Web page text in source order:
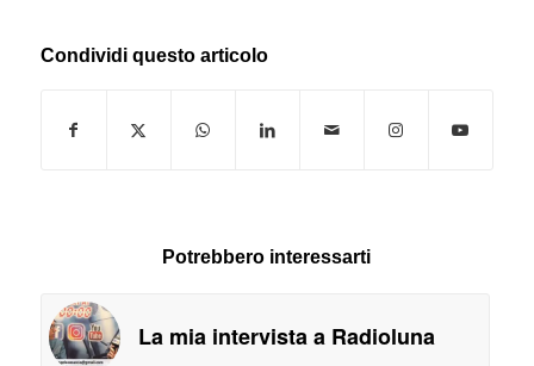
Condividi questo articolo
Potrebbero interessarti
La mia intervista a Radioluna